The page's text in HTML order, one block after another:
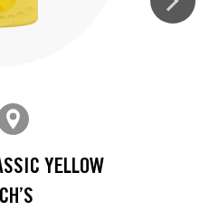
YELLOW